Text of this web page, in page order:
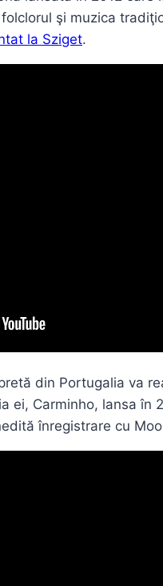
şi muzica
la Sziget.
din Portugalia va
ei, Carminho, lansa în
înregistrare cu